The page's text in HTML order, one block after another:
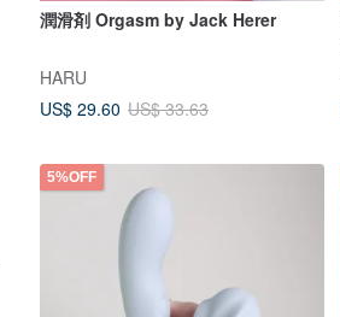
潤滑剤 Orgasm by Jack Herer
HARU
US$ 29.60 US$ 33.63
5%OFF